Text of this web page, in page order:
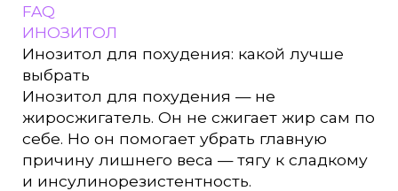
FAQ
ИНОЗИТОЛ
Инозитол для похудения: какой лучше
выбрать
Инозитол для похудения — не
жиросжигатель. Он не сжигает жир сам по
себе. Но он помогает убрать главную
причину лишнего веса — тягу к сладкому
и инсулинорезистентность.